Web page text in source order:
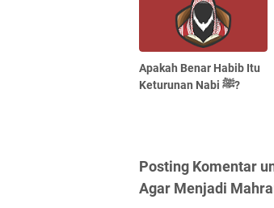
Apakah Benar Habib Itu
Keturunan Nabi ﷺ?
Posting Komentar
Agar Menjadi